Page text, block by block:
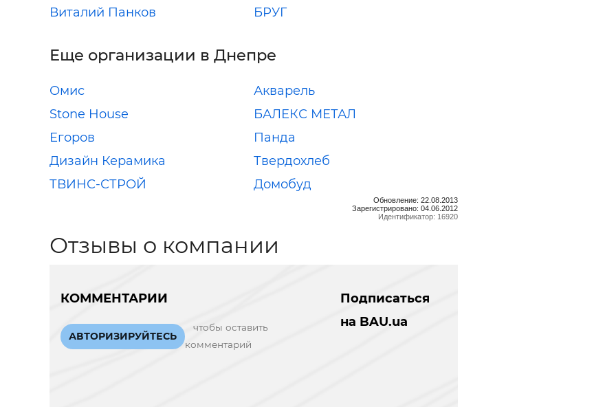
Виталий Панков
БРУГ
Еще организации в Днепре
Омис
Акварель
Stone House
БАЛЕКС МЕТАЛ
Егоров
Панда
Дизайн Керамика
Твердохлеб
ТВИНС-СТРОЙ
Домобуд
Обновление: 22.08.2013
Зарегистрировано: 04.06.2012
Идентификатор: 16920
Отзывы о компании
КОММЕНТАРИИ
АВТОРИЗИРУЙТЕСЬ
чтобы оставить
комментарий
Подписаться
на BAU.ua